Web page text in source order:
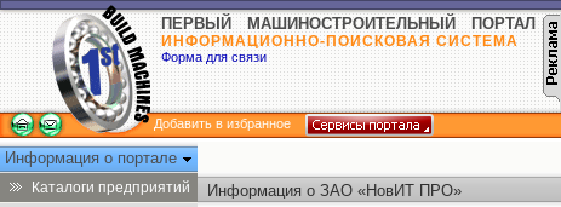
ПЕРВЫЙ МАШИНОСТРОИТЕЛЬНЫЙ ПОРТАЛ
ИНФОРМАЦИОННО-ПОИСКОВАЯ СИСТЕМА
Форма для связи
Добавить в избранное
Информация о портале
Каталоги предприятий
Информация о ЗАО «НовИТ ПРО»